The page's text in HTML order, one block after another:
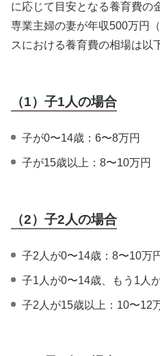
に応じて目安となる養育費の
専業主婦の妻が年収500万円
スにおける養育費の相場は以
（1）子1人の場合
子が0〜14歳：6〜8万円
子が15歳以上：8〜10万円
（2）子2人の場合
子2人が0〜14歳：8〜10万
子1人が0〜14歳、もう1人
子2人が15歳以上：10〜12